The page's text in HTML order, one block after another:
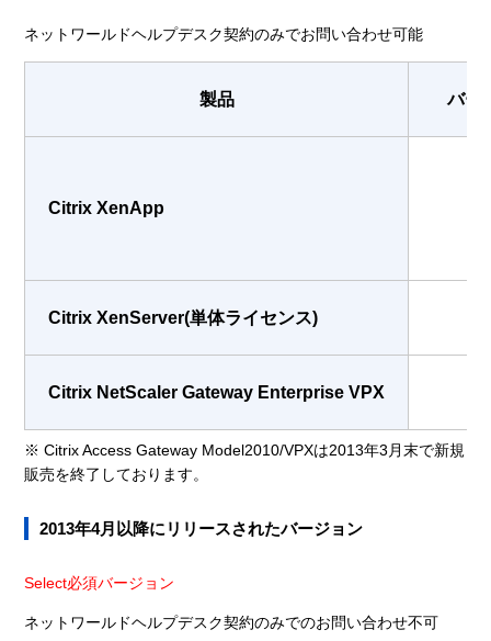
ネットワールドヘルプデスク契約のみでお問い合わせ可能
製品 バー
Citrix XenApp
Citrix XenServer(単体ライセンス)
Citrix NetScaler Gateway Enterprise VPX
※ Citrix Access Gateway Model2010/VPXは2013年3月末で新規
販売を終了しております。
2013年4月以降にリリースされたバージョン
Select必須バージョン
ネットワールドヘルプデスク契約のみでのお問い合わせ不可